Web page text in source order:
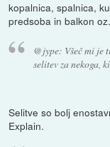
kopalnica, spalnica,
predsoba in balkon
@jype: Všeč mi je
selitev za nekoga,
Selitve so bolj
Explain.